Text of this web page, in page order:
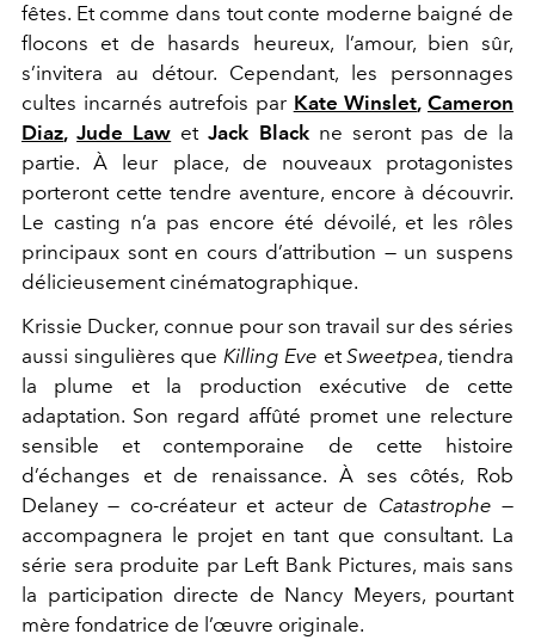
fêtes. Et comme dans tout conte moderne baigné de
flocons et de hasards heureux, l’amour, bien sûr,
s’invitera au détour. Cependant, les personnages
cultes incarnés autrefois par Kate Winslet,Cameron
Diaz,Jude Law etJack Blackne seront pas de la
partie. À leur place, de nouveaux protagonistes
porteront cette tendre aventure, encore à découvrir.
Le casting n’a pas encore été dévoilé, et les rôles
principaux sont en cours d’attribution — un suspens
délicieusement cinématographique.
Krissie Ducker, connue pour son travail sur des séries
aussi singulières que Killing Eve etSweetpea, tiendra
la plume et la production exécutive de cette
adaptation. Son regard affûté promet une relecture
sensible et contemporaine de cette histoire
d’échanges et de renaissance. À ses côtés, Rob
Delaney — co-créateur et acteur de Catastrophe —
accompagnera le projet en tant que consultant. La
série sera produite par Left Bank Pictures, mais sans
la participation directe de Nancy Meyers, pourtant
mère fondatrice de l’œuvre originale.